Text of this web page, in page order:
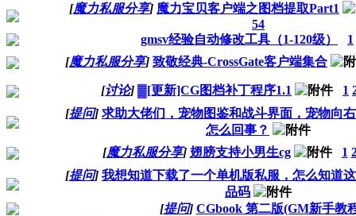
[魔力私服分享] 魔力宝贝客户端之图档提取Part1
54
gmsv经验自动修改工具（1-120级）
1
[魔力私服分享] 致敬经典-CrossGate客户端集合
[讨论] ▓[更新]CG图档补丁程序1.1 1
[提问] 求助大佬们，宠物图鉴和战斗界面，宠物向
怎么回事？
[魔力私服分享] 翅膀支持小男生cg 1
[提问] 我想知道下载了一个单机版私服，怎么知道
品码
[提问] CGbook 第二版(GM新手教